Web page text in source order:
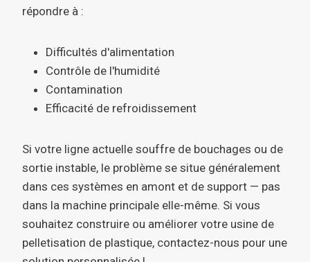
répondre à :
Difficultés d'alimentation
Contrôle de l'humidité
Contamination
Efficacité de refroidissement
Si votre ligne actuelle souffre de bouchages ou de
sortie instable, le problème se situe généralement
dans ces systèmes en amont et de support — pas
dans la machine principale elle-même. Si vous
souhaitez construire ou améliorer votre usine de
pelletisation de plastique, contactez-nous pour une